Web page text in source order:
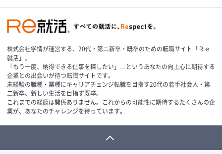
株式会社学情が運営する、20代・第二新卒・既卒のための転職サイト「Ｒｅ
就活」。
「もう一度、納得できる仕事を探したい」…というあなたの向上心に期待する
企業との出会いが待つ転職サイトです。
未経験の職種・業種にキャリアチェンジ転職を目指す20代の若手社会人・第
二新卒、新しい生活を目指す既卒。
これまでの経歴は関係ありません。これからの可能性に期待するたくさんの企
業が、あなたのチャレンジを待っています。